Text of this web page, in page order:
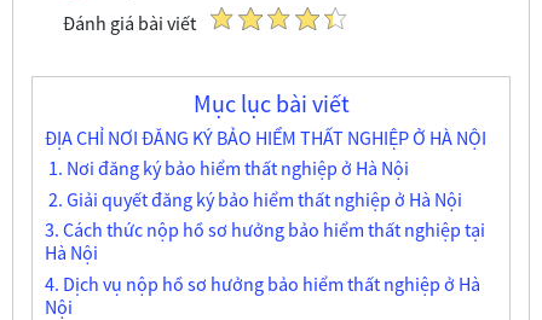
Đánh giá bài viết
Mục lục bài viết
ĐỊA CHỈ NƠI ĐĂNG KÝ BẢO HIỂM THẤT NGHIỆP Ở HÀ NỘI
1. Nơi đăng ký bảo hiểm thất nghiệp ở Hà Nội
2. Giải quyết đăng ký bảo hiểm thất nghiệp ở Hà Nội
3. Cách thức nộp hồ sơ hưởng bảo hiểm thất nghiệp tại
Hà Nội
4. Dịch vụ nộp hồ sơ hưởng bảo hiểm thất nghiệp ở Hà
Nội